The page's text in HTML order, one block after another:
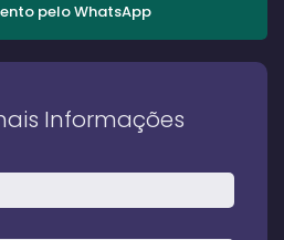
peloWhatsApp
Informações